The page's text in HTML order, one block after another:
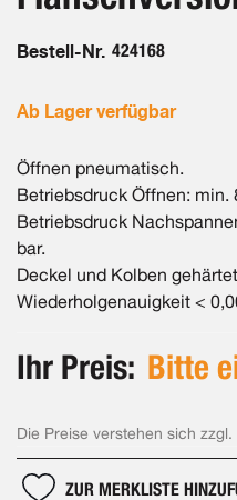
Bestell-Nr. 424168
Ab Lager verfügbar
Öffnen pneumatisch.
Betriebsdruck Öffnen: min.
Betriebsdruck
bar.
Deckel und Kolben
Wiederholgenauigkeit <
Ihr Preis: Bitte
Die Preise verstehen sich
ZUR MERKLISTE